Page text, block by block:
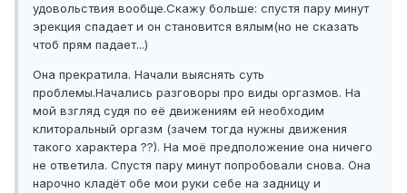
удовольствия вообще.Скажу больше: спустя пару минут
эрекция спадает и он становится вялым(но не сказать
чтоб прям падает...)
Она прекратила. Начали выяснять суть
проблемы.Начались разговоры про виды оргазмов. На
мой взгляд судя по её движениям ей необходим
клиторальный оргазм (зачем тогда нужны движения
такого характера ??). На моё предположение она ничего
не ответила. Спустя пару минут попробовали снова. Она
нарочно кладёт обе мои руки себе на задницу и